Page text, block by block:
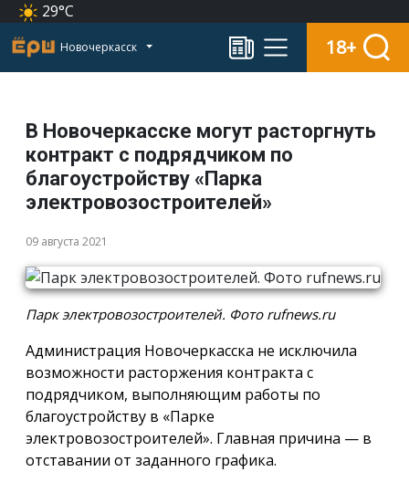
29°C
Новочеркасск 18+
В Новочеркасске могут расторгнуть
контракт с подрядчиком по
благоустройству «Парка
электровозостроителей»
09 августа 2021
Парк электровозостроителей. Фото rufnews.ru
Администрация Новочеркасска не исключила
возможности расторжения контракта с
подрядчиком, выполняющим работы по
благоустройству в «Парке
электровозостроителей». Главная причина — в
отставании от заданного графика.